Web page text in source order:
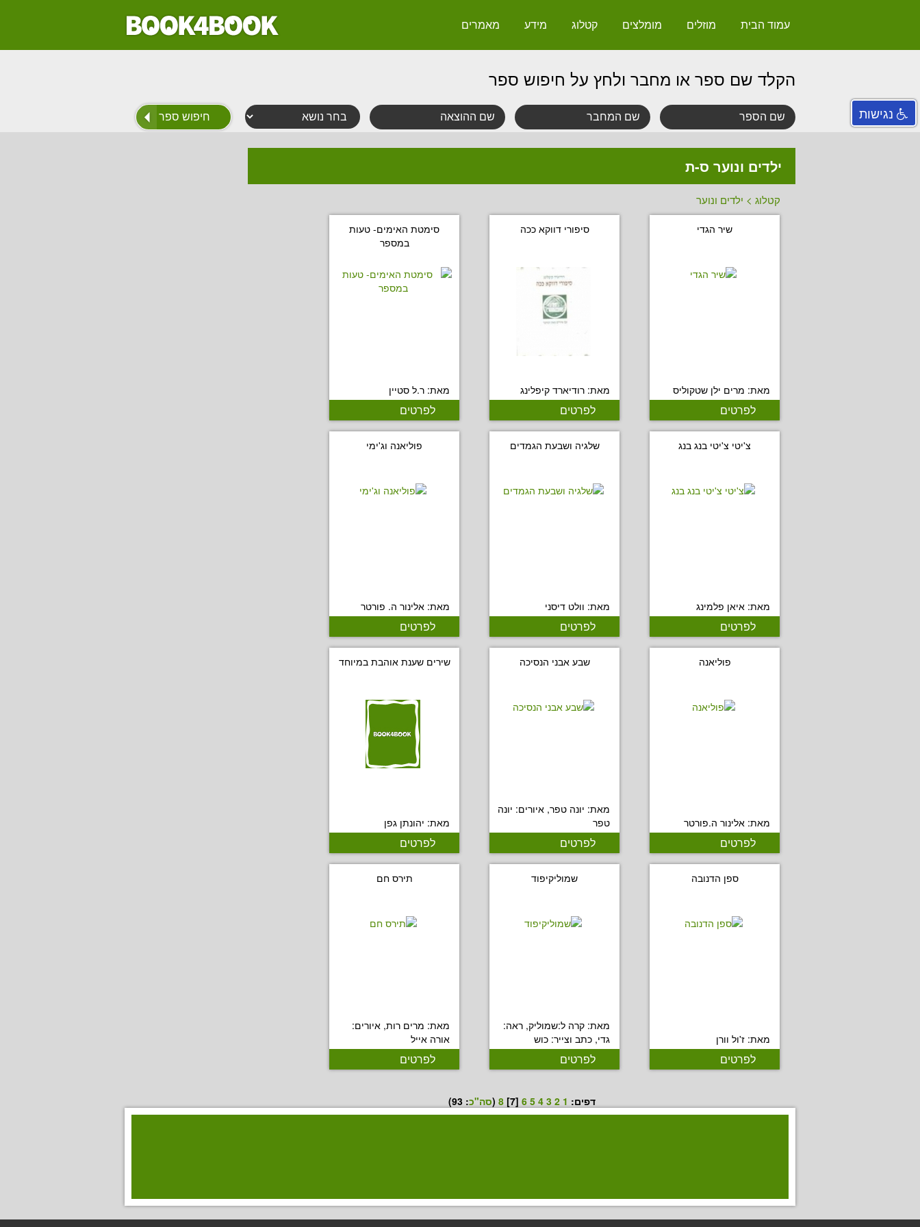
עמוד הבית מוזלים מומלצים קטלוג מידע מאמרים
הקלד שם ספר או מחבר ולחץ על חיפוש ספר
ילדים ונוער ס-ת
קטלוג > ילדים ונוער
שיר הגדי
מאת: מרים ילן שטקוליס
לפרטים
סיפורי דווקא ככה
מאת: רודיארד קיפלינג
לפרטים
סימטת האימים- טעות
במספר
מאת: ר.ל סטיין
לפרטים
צ'יטי צ'יטי בנג בנג
מאת: איאן פלמינג
לפרטים
שלגיה ושבעת הגמדים
מאת: וולט דיסני
לפרטים
פוליאנה וג'ימי
מאת: אלינור ה. פורטר
לפרטים
פוליאנה
מאת: אלינור ה.פורטר
לפרטים
שבע אבני הנסיכה
מאת: יונה טפר, איורים: יונה
טפר
לפרטים
שירים שענת אוהבת במיוחד
מאת: יהונתן גפן
לפרטים
ספן הדנובה
מאת: ז'ול וורן
לפרטים
שמוליקיפוד
מאת: קרה ל:שמוליק, ראה:
גדי, כתב וצייר: כוש
לפרטים
תירס חם
מאת: מרים רות, איורים:
אורה אייל
לפרטים
דפים: 1
2
3
4
5
6
[7]
8
(סה"כ:
93
)
נגישות